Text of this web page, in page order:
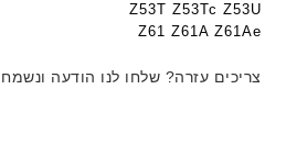
Z53T Z53Tc Z53U
Z61 Z61A Z61Ae
צריכים עזרה? שלחו לנו הודעה